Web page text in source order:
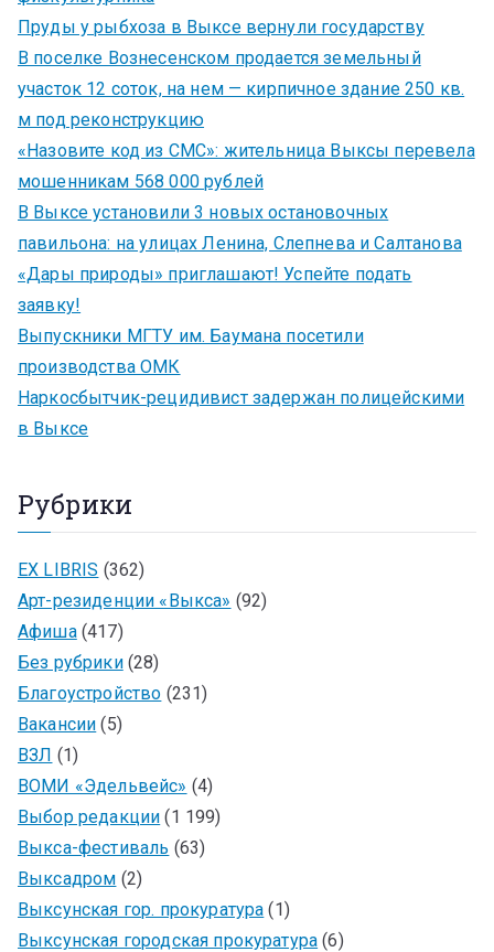
Пруды у рыбхоза в Выксе вернули государству
В поселке Вознесенском продается земельный
участок 12 соток, на нем — кирпичное здание 250 кв.
м под реконструкцию
«Назовите код из СМС»: жительница Выксы перевела
мошенникам 568 000 рублей
В Выксе установили 3 новых остановочных
павильона: на улицах Ленина, Слепнева и Салтанова
«Дары природы» приглашают! Успейте подать
заявку!
Выпускники МГТУ им. Баумана посетили
производства ОМК
Наркосбытчик-рецидивист задержан полицейскими
в Выксе
Рубрики
EX LIBRIS (362)
Арт-резиденции «Выкса» (92)
Афиша(417)
Без рубрики(28)
Благоустройство (231)
Вакансии (5)
ВЗЛ (1)
ВОМИ «Эдельвейс» (4)
Выбор редакции (1 199)
Выкса-фестиваль (63)
Выксадром (2)
Выксунская гор. прокуратура (1)
Выксунская городская прокуратура (6)